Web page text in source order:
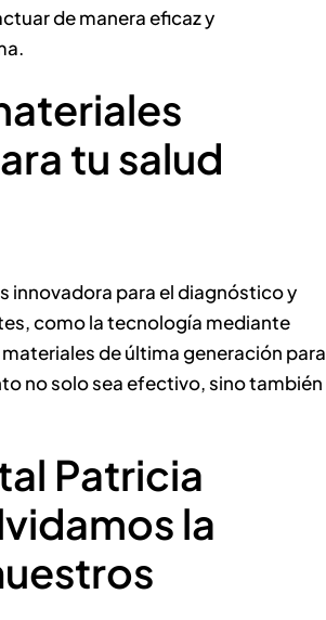
de manera eficaz y
tu salud
innovadora para el diagnóstico y
como la tecnología mediante
de última generación para
no solo sea efectivo, sino también
Patricia
la